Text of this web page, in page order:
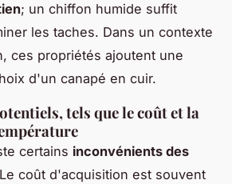
; un chiffon humide suffit
les taches. Dans un contexte
ces propriétés ajoutent une
d'un canapé en cuir.
tels que le coût et la
certains inconvénients des
coût d'acquisition est souvent